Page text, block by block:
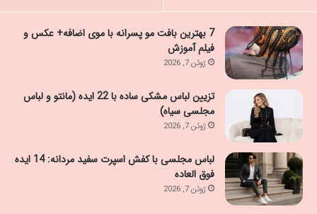
7 بهترین بافت مو پسرانه با موی اضافه+ عکس و
فیلم آموزش
ژوئن 7, 2026
تزیین لباس مشکی ساده با 22 ایده (مانتو و لباس
مجلسی سیاه)
ژوئن 7, 2026
لباس مجلسی با کفش اسپرت سفید مردانه: 14 ایده
فوق العاده
ژوئن 7, 2026